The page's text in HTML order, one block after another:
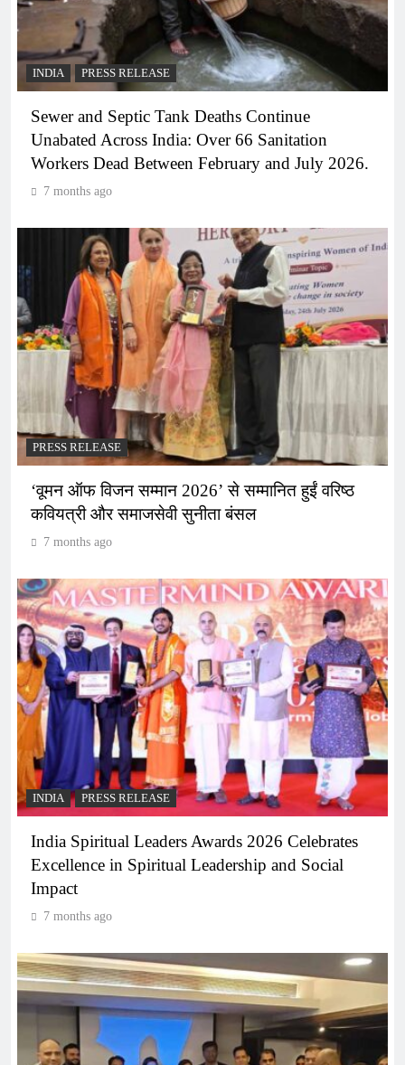
INDIA PRESS RELEASE
Sewer and Septic Tank Deaths Continue
Unabated Across India: Over 66 Sanitation
Workers Dead Between February and July 2026.
7 months ago
PRESS RELEASE
‘वूमन ऑफ विजन सम्मान 2026’ से सम्मानित हुईं वरिष्ठ
कवियत्री और समाजसेवी सुनीता बंसल
7 months ago
INDIA PRESS RELEASE
India Spiritual Leaders Awards 2026 Celebrates
Excellence in Spiritual Leadership and Social
Impact
7 months ago